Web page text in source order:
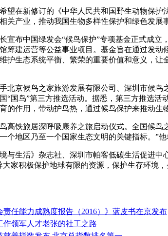
望在新修订的《中华人民共和国野生动物保
关产业，推动我国生物多样性保护和绿色发展
宣布中国绿发会“候鸟保护”专项基金正式成
筹建运营等公益事业项目。基金旨在通过发
护生态系统平衡、繁荣的重要价值和意义，
北京候鸟之家旅游发展有限公司、深圳市候
“国鸟”第三方推选活动。据悉，第三方推选
的作用，带动护鸟热，通过候鸟保护来推动生
高铁旅居深呼吸康养之旅启动仪式。全国候
个地区乃至一个国家生态文明的关键指标。”
与生活》杂志社、深圳市帕客低碳生活促进
家积极保护地球有限的资源，保护生存环境，
责任能力成熟度报告（2016）》蓝皮书在京发布
作领军人才老张的社工之路